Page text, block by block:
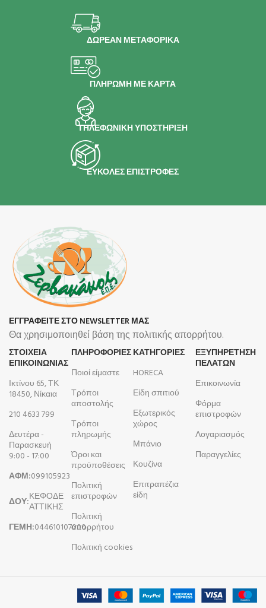
ΔΩΡΕΑΝ ΜΕΤΑΦΟΡΙΚΑ
ΠΛΗΡΩΜΗ ΜΕ ΚΑΡΤΑ
ΤΗΛΕΦΩΝΙΚΗ ΥΠΟΣΤΗΡΙΞΗ
ΕΥΚΟΛΕΣ ΕΠΙΣΤΡΟΦΕΣ
ΕΓΓΡΑΦΕΙΤΕ ΣΤΟ NEWSLETTER ΜΑΣ
Θα χρησιμοποιηθεί βάση της πολιτικής απορρήτου.
ΣΤΟΙΧΕΙΑ
ΕΠΙΚΟΙΝΩΝΙΑΣ
Ικτίνου 65, ΤΚ
18450, Νίκαια
210 4633 799
Δευτέρα -
Παρασκευή
9:00 - 17:00
ΑΦΜ:099105923
ΔΟΥ:ΚΕΦΟΔΕ
ΑΤΤΙΚΗΣ
ΓΕΜΗ:044610107000
ΠΛΗΡΟΦΟΡΊΕΣ
Ποιοί είμαστε
Τρόποι
αποστολής
Τρόποι
πληρωμής
Όροι και
προϋποθέσεις
Πολιτική
επιστροφών
Πολιτική
απορρήτου
Πολιτική cookies
ΚΑΤΗΓΟΡΙΕΣ
HORECA
Είδη σπιτιού
Εξωτερικός
χώρος
Μπάνιο
Κουζίνα
Επιτραπέζια
είδη
ΕΞΥΠΗΡΕΤΗΣΗ
ΠΕΛΑΤΩΝ
Επικοινωνία
Φόρμα
επιστροφών
Λογαριασμός
Παραγγελίες